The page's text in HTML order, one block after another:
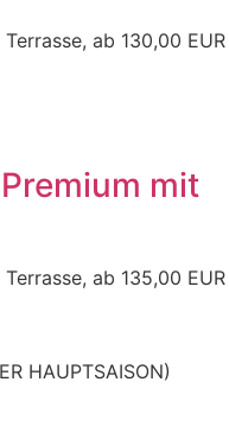
ab 130,00 EUR
mit
ab 135,00 EUR
HAUPTSAISON)